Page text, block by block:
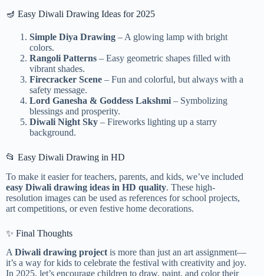
🪔 Easy Diwali Drawing Ideas for 2025
Simple Diya Drawing – A glowing lamp with bright
colors.
Rangoli Patterns – Easy geometric shapes filled with
vibrant shades.
Firecracker Scene – Fun and colorful, but always with a
safety message.
Lord Ganesha & Goddess Lakshmi – Symbolizing
blessings and prosperity.
Diwali Night Sky – Fireworks lighting up a starry
background.
📂 Easy Diwali Drawing in HD
To make it easier for teachers, parents, and kids, we’ve included
easy Diwali drawing ideas in HD quality. These high-
resolution images can be used as references for school projects,
art competitions, or even festive home decorations.
✨ Final Thoughts
A Diwali drawing project is more than just an art assignment—
it’s a way for kids to celebrate the festival with creativity and joy.
In 2025, let’s encourage children to draw, paint, and color their